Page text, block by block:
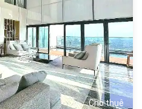
Cho thuê